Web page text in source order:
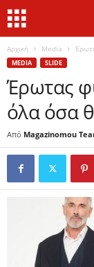
Αρχική Media
MEDIA SLIDE
Έρωτας
όλα όσα
Από Magazinomou